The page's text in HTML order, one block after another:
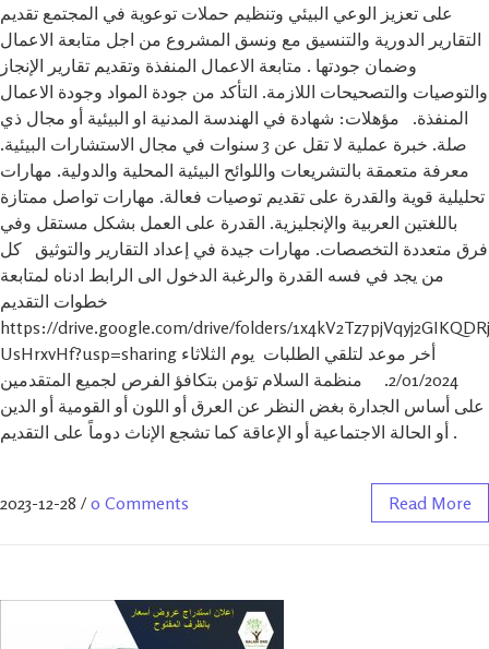
على تعزيز الوعي البيئي وتنظيم حملات توعوية في المجتمع تقديم
التقارير الدورية والتنسيق مع ونسق المشروع من اجل متابعة الاعمال
وضمان جودتها . متابعة الاعمال المنفذة وتقديم تقارير الإنجاز
والتوصيات والتصحيحات اللازمة. التأكد من جودة المواد وجودة الاعمال
المنفذة. مؤهلات: شهادة في الهندسة المدنية او البيئية أو مجال ذي
صلة. خبرة عملية لا تقل عن 3 سنوات في مجال الاستشارات البيئية.
معرفة متعمقة بالتشريعات واللوائح البيئية المحلية والدولية. مهارات
تحليلية قوية والقدرة على تقديم توصيات فعالة. مهارات تواصل ممتازة
باللغتين العربية والإنجليزية. القدرة على العمل بشكل مستقل وفي
فرق متعددة التخصصات. مهارات جيدة في إعداد التقارير والتوثيق كل
من يجد في فسه القدرة والرغبة الدخول الى الرابط ادناه لمتابعة
خطوات التقديم
https://drive.google.com/drive/folders/
UsHrxvHf?usp=sharing أخر موعد لتلقي الطلبات يوم الثلاثاء
2/01/2024. منظمة السلام تؤمن بتكافؤ الفرص لجميع المتقدمين
على أساس الجدارة بغض النظر عن العرق أو اللون أو القومية أو الدين
أو الحالة الاجتماعية أو الإعاقة كما تشجع الإناث دوماً على التقديم .
2023-12-28 / 0 Comments Read More